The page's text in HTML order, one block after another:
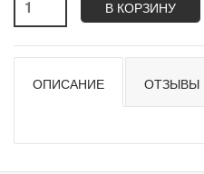
В КОРЗИНУ
ОПИСАНИЕ ОТЗЫВЫ